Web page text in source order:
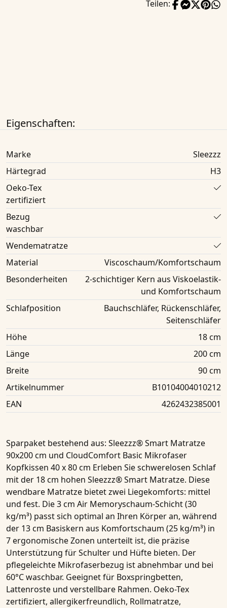
Teilen:
Eigenschaften:
Marke
Sleezzz
Härtegrad
H3
Oeko-Tex
zertifiziert
Bezug
waschbar
Wendematratze
Material
Viscoschaum/Komfortschaum
Besonderheiten
2-schichtiger Kern aus Viskoelastik-
und Komfortschaum
Schlafposition
Bauchschläfer, Rückenschläfer,
Seitenschläfer
Höhe
18 cm
Länge
200 cm
Breite
90 cm
Artikelnummer
B10104004010212
EAN
4262432385001
Sparpaket bestehend aus: Sleezzz® Smart Matratze
90x200 cm und CloudComfort Basic Mikrofaser
Kopfkissen 40 x 80 cm Erleben Sie schwerelosen Schlaf
mit der 18 cm hohen Sleezzz® Smart Matratze. Diese
wendbare Matratze bietet zwei Liegekomforts: mittel
und fest. Die 3 cm Air Memoryschaum-Schicht (30
kg/m³) passt sich optimal an Ihren Körper an, während
der 13 cm Basiskern aus Komfortschaum (25 kg/m³) in
7 ergonomische Zonen unterteilt ist, die präzise
Unterstützung für Schulter und Hüfte bieten. Der
pflegeleichte Mikrofaserbezug ist abnehmbar und bei
60°C waschbar. Geeignet für Boxspringbetten,
Lattenroste und verstellbare Rahmen. Oeko-Tex
zertifiziert, allergikerfreundlich, Rollmatratze,